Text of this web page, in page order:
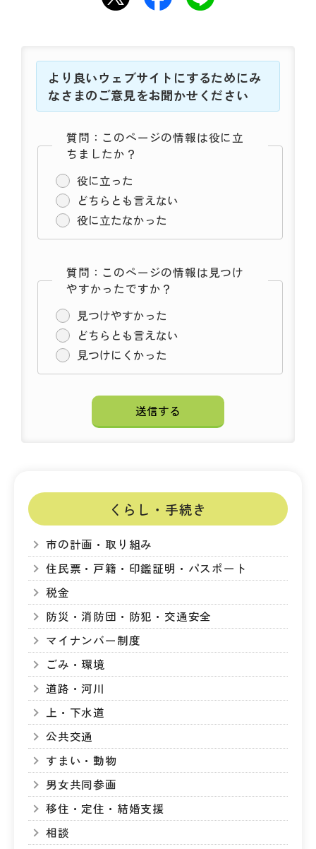
より良いウェブサイトにするためにみ
なさまのご意見をお聞かせください
質問：このページの情報は役に立
ちましたか？
役に立った
どちらとも言えない
役に立たなかった
質問：このページの情報は見つけ
やすかったですか？
見つけやすかった
どちらとも言えない
見つけにくかった
くらし・手続き
市の計画・取り組み
住民票・戸籍・印鑑証明・パスポート
税金
防災・消防団・防犯・交通安全
マイナンバー制度
ごみ・環境
道路・河川
上・下水道
公共交通
すまい・動物
男女共同参画
移住・定住・結婚支援
相談